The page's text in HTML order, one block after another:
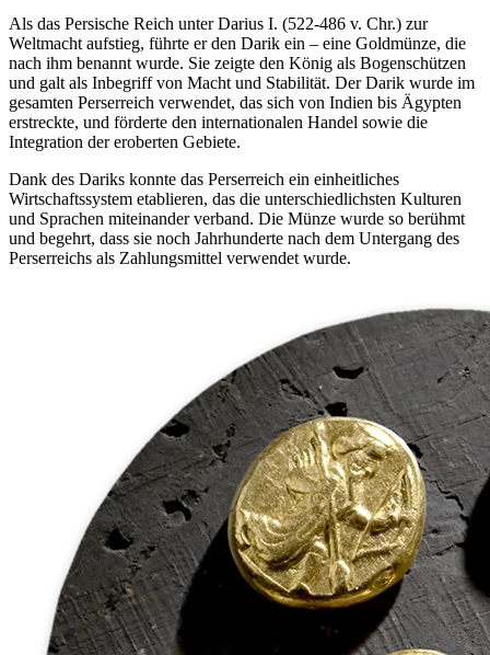
Als das Persische Reich unter Darius I. (522-486 v. Chr.) zur
Weltmacht aufstieg, führte er den Darik ein – eine Goldmünze, die
nach ihm benannt wurde. Sie zeigte den König als Bogenschützen
und galt als Inbegriff von Macht und Stabilität. Der Darik wurde im
gesamten Perserreich verwendet, das sich von Indien bis Ägypten
erstreckte, und förderte den internationalen Handel sowie die
Integration der eroberten Gebiete.
Dank des Dariks konnte das Perserreich ein einheitliches
Wirtschaftssystem etablieren, das die unterschiedlichsten Kulturen
und Sprachen miteinander verband. Die Münze wurde so berühmt
und begehrt, dass sie noch Jahrhunderte nach dem Untergang des
Perserreichs als Zahlungsmittel verwendet wurde.